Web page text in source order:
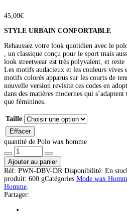
45,00€
STYLE URBAIN CONFORTABLE
Rehaussez votre look quotidien avec le
, un classique conçu pour le sport mais
look streetwear est très polyvalent, et reste
Les motifs audacieux et les couleurs vives
motifs colorés apparus sur les courts de
nouvelle version revisite ces codes en
dans des matières modernes qui
que féminines.
Taille
Effacer
quantité de Polo wax homme
Ajouter au panier
Réf: PWN-DBV-DR Disponibilité: En
produit: 600 gCatégories Mode wax
Homme
Partager: